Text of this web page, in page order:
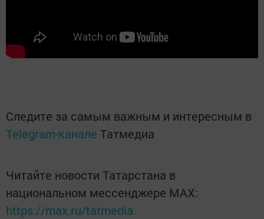
Следите за самым важным и интересным в
Telegram-канале Татмедиа
Читайте новости Татарстана в
национальном мессенджере MАХ:
https://max.ru/tatmedia